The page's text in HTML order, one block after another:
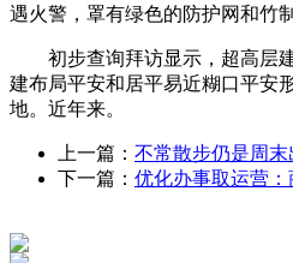
遇火警，罩有绿色的防护网和竹
初步查询拜访显示，超高层建
建布局平安和居平易近糊口平安
地。近年来。
上一篇： 不常散步仍是周末
下一篇： 优化办事取运营